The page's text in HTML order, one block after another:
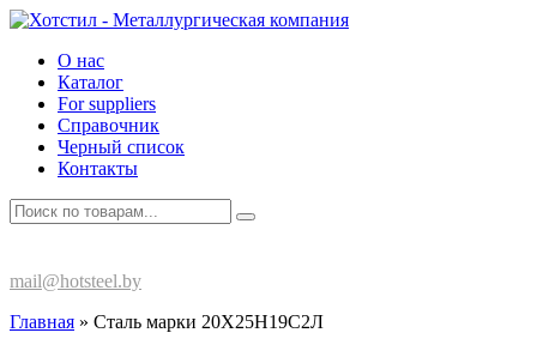
О нас
Каталог
For suppliers
Справочник
Черный список
Контакты
mail@hotsteel.by
Главная » Сталь марки 20Х25Н19С2Л